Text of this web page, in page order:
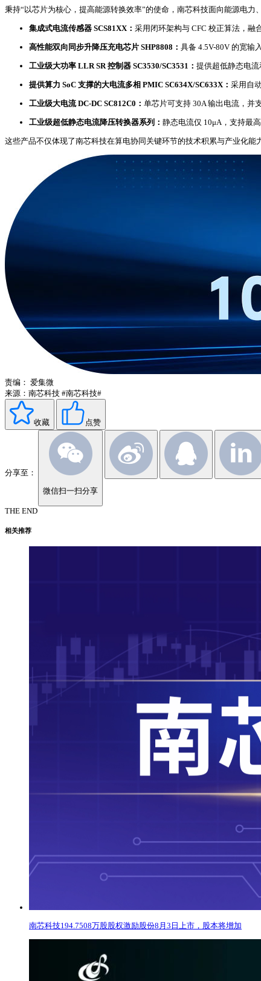
秉持“以芯片为核心，提高能源转换效率”的使命，南芯科技面向能源电
集成式电流传感器 SCS81XX： 采用闭环架构与 CFC 校正算法，
高性能双向同步升降压充电芯片 SHP8808： 具备 4.5V-80V 的宽输
工业级大功率 LLR SR 控制器 SC3530/SC3531： 提供超低静态电
提供算力 SoC 支撑的大电流多相 PMIC SC634X/SC633X： 采用自
工业级大电流 DC-DC SC812C0： 单芯片可支持 30A 输出电流，并
工业级超低静态电流降压转换器系列： 静态电流仅 10μA，支持最
这些产品不仅体现了南芯科技在算电协同关键环节的技术积累与产业化能
责编： 爱集微
来源：南芯科技 #南芯科技#
收藏 点赞
分享至：
微信扫一扫分享
THE END
相关推荐
南芯科技194.7508万股股权激励股份8月3日上市，股本将增加